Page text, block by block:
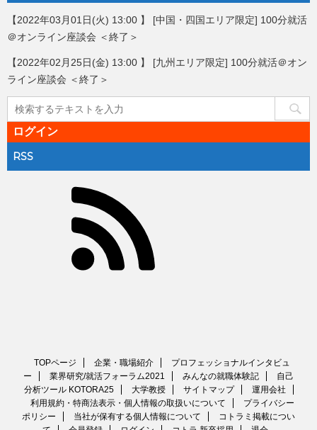
【2022年03月01日(火) 13:00 】 [中国・四国エリア限定] 100分就活
＠オンライン座談会 ＜終了＞
【2022年02月25日(金) 13:00 】 [九州エリア限定] 100分就活＠オン
ライン座談会 ＜終了＞
ログイン
RSS
TOPページ 企業・職場紹介
プロフェッショナルインタビュ
ー
業界研究/就活フォーラム2021 みんなの就職体験記
自己
分析ツール KOTORA25
大学教授 サイトマップ
運用会社
利用規約・特商法表示・個人情報の取扱いについて
プライバシー
ポリシー
当社が保有する個人情報について
コトラミ掲載につい